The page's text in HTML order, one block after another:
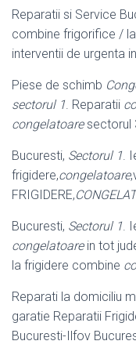
Reparatii si Service
combine frigorifice /
interventii de urgenta in
Piese de schimb
sectorul 1. Reparatii
congelatoaresectorul
Bucuresti, Sectorul 1.
frigidere,congelatoare
FRIGIDERE,
Bucuresti, Sectorul 1.
congelatoarein tot
la frigidere combine
Reparati la domiciliu
garatie Reparatii
Bucuresti-Ilfov